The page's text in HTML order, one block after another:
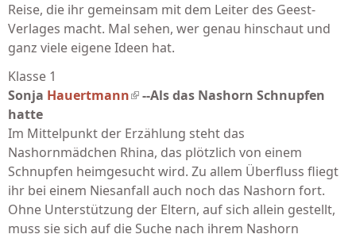
Reise, die ihr gemeinsam mit dem Leiter des Geest-
Verlages macht. Mal sehen, wer genau hinschaut und
ganz viele eigene Ideen hat.
Klasse 1
Sonja Hauertmann(link is external)
--Als das Nashorn Schnupfen
hatte
Im Mittelpunkt der Erzählung steht das
Nashornmädchen Rhina, das plötzlich von einem
Schnupfen heimgesucht wird. Zu allem Überfluss fliegt
ihr bei einem Niesanfall auch noch das Nashorn fort.
Ohne Unterstützung der Eltern, auf sich allein gestellt,
muss sie sich auf die Suche nach ihrem Nashorn